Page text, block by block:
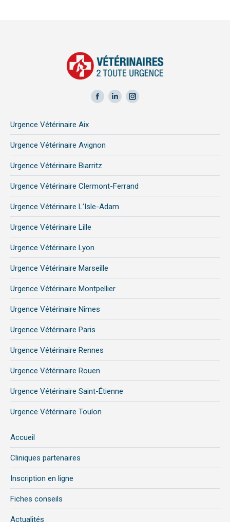
Facebook
in
new
window
LinkedIn
new
Instagram
new
Urgence Vétérinaire Aix
Urgence Vétérinaire Avignon
Urgence Vétérinaire Biarritz
Urgence Vétérinaire Clermont-Ferrand
Urgence Vétérinaire L’Isle-Adam
Urgence Vétérinaire Lille
Urgence Vétérinaire Lyon
Urgence Vétérinaire Marseille
Urgence Vétérinaire Montpellier
Urgence Vétérinaire Nîmes
Urgence Vétérinaire Paris
Urgence Vétérinaire Rennes
Urgence Vétérinaire Rouen
Urgence Vétérinaire Saint-Étienne
Urgence Vétérinaire Toulon
Accueil
Cliniques partenaires
Inscription en ligne
Fiches conseils
Actualités